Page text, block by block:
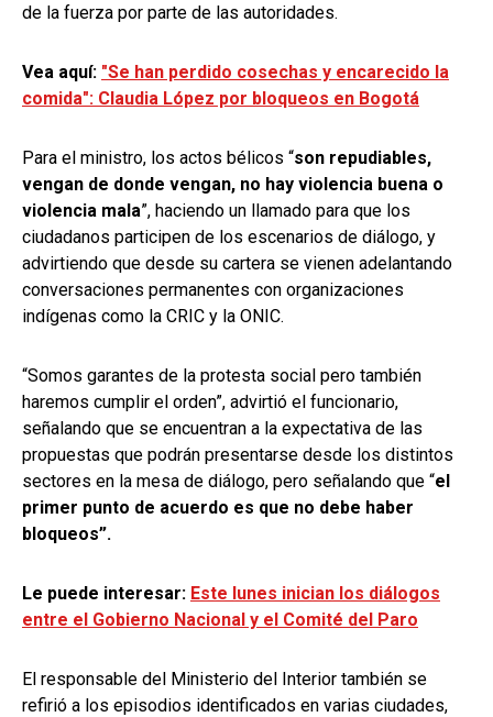
de la fuerza por parte de las autoridades.
Vea aquí: "Se han perdido cosechas y encarecido la
comida": Claudia López por bloqueos en Bogotá
Para el ministro, los actos bélicos “son repudiables,
vengan de donde vengan, no hay violencia buena o
violencia mala”, haciendo un llamado para que los
ciudadanos participen de los escenarios de diálogo, y
advirtiendo que desde su cartera se vienen adelantando
conversaciones permanentes con organizaciones
indígenas como la CRIC y la ONIC.
“Somos garantes de la protesta social pero también
haremos cumplir el orden”, advirtió el funcionario,
señalando que se encuentran a la expectativa de las
propuestas que podrán presentarse desde los distintos
sectores en la mesa de diálogo, pero señalando que “el
primer punto de acuerdo es que no debe haber
bloqueos”.
Le puede interesar: Este lunes inician los diálogos
entre el Gobierno Nacional y el Comité del Paro
El responsable del Ministerio del Interior también se
refirió a los episodios identificados en varias ciudades,